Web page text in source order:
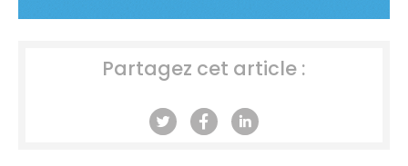
Partagez cet article :